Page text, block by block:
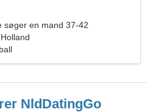
søger en mand 37-42
NldDatingGo